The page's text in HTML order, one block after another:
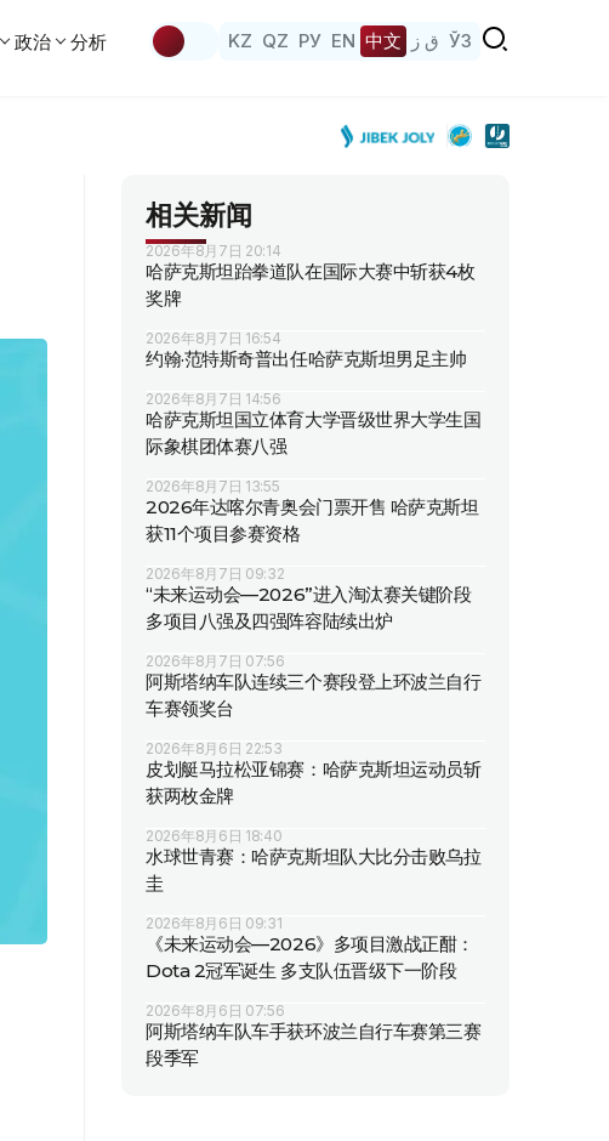
政治 分析 KZ QZ РУ EN 中文 ق ز ЎЗ
相关新闻
2026年8月7日 20:14
哈萨克斯坦跆拳道队在国际大赛中斩获4枚
奖牌
2026年8月7日 16:54
约翰·范特斯奇普出任哈萨克斯坦男足主帅
2026年8月7日 14:56
哈萨克斯坦国立体育大学晋级世界大学生国
际象棋团体赛八强
2026年8月7日 13:55
2026年达喀尔青奥会门票开售 哈萨克斯坦
获11个项目参赛资格
2026年8月7日 09:32
“未来运动会—2026”进入淘汰赛关键阶段
多项目八强及四强阵容陆续出炉
2026年8月7日 07:56
阿斯塔纳车队连续三个赛段登上环波兰自行
车赛领奖台
2026年8月6日 22:53
皮划艇马拉松亚锦赛：哈萨克斯坦运动员斩
获两枚金牌
2026年8月6日 18:40
水球世青赛：哈萨克斯坦队大比分击败乌拉
圭
2026年8月6日 09:31
《未来运动会—2026》多项目激战正酣：
Dota 2冠军诞生 多支队伍晋级下一阶段
2026年8月6日 07:56
阿斯塔纳车队车手获环波兰自行车赛第三赛
段季军